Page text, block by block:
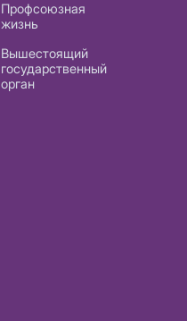
Профсоюзная
жизнь
Вышестоящий
государственный
орган